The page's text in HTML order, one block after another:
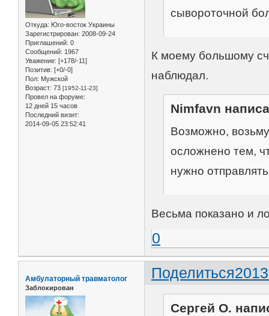
Откуда: Юго-восток Украины
Зарегистрирован: 2008-09-24
Приглашений: 0
Сообщений: 1967
Уважение: [+178/-11]
Позитив: [+0/-0]
Пол: Мужской
Возраст: 73 [1952-11-23]
Провел на форуме:
12 дней 15 часов
Последний визит:
2014-09-05 23:52:41
сывороточной
К моему большому
наблюдал.
Nimfavn
Возможно,
осложнено тем,
нужно
Весьма показано и
0
Поделиться
Амбулаторный травматолог
Заблокирован
Сергей О.